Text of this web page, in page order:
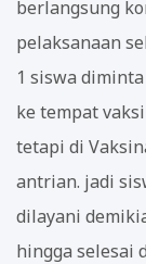
berlangsung
pelaksanaan
1 siswa
ke tempat
tetapi di
antrian. jadi
dilayani
hingga selesai